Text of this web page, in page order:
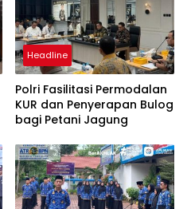
Headline
Polri Fasilitasi Permodalan
KUR dan Penyerapan Bulog
bagi Petani Jagung